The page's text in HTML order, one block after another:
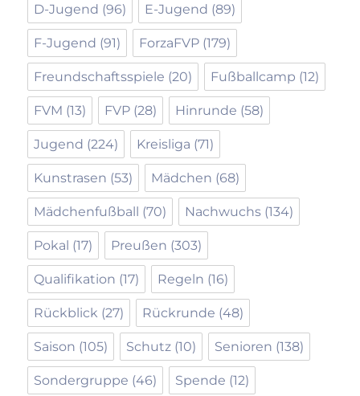
D-Jugend (96) E-Jugend (89)
F-Jugend (91) ForzaFVP (179)
Freundschaftsspiele (20) Fußballcamp (12)
FVM (13) FVP (28) Hinrunde (58)
Jugend (224) Kreisliga (71)
Kunstrasen (53) Mädchen (68)
Mädchenfußball (70) Nachwuchs (134)
Pokal (17) Preußen (303)
Qualifikation (17) Regeln (16)
Rückblick (27) Rückrunde (48)
Saison (105) Schutz (10) Senioren (138)
Sondergruppe (46) Spende (12)